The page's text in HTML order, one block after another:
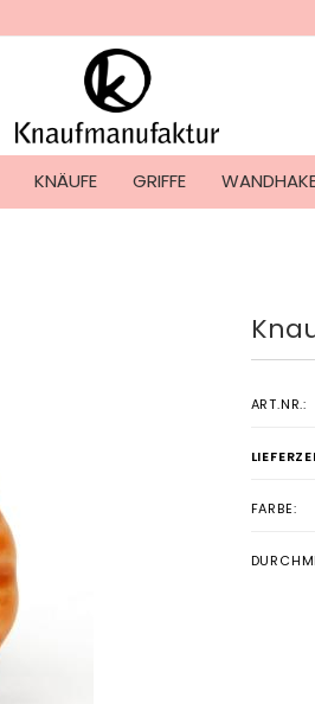
KNÄUFE GRIFFE
ART.NR.:
FARBE: